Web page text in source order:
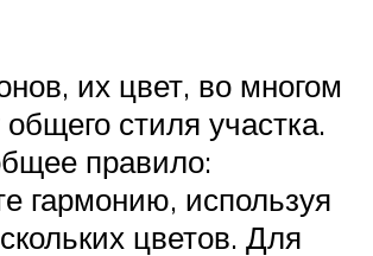
их цвет, во многом
общего стиля участка.
правило:
гармонию, используя
цветов. Для